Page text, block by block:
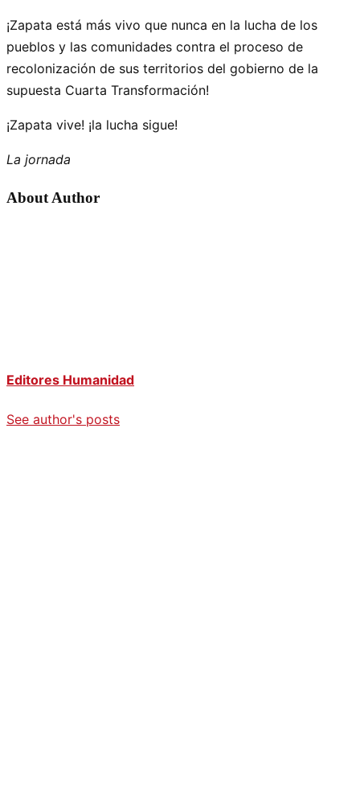
¡Zapata está más vivo que nunca en la lucha de los
pueblos y las comunidades contra el proceso de
recolonización de sus territorios del gobierno de la
supuesta Cuarta Transformación!
¡Zapata vive! ¡la lucha sigue!
La jornada
About Author
Editores Humanidad
See author's posts